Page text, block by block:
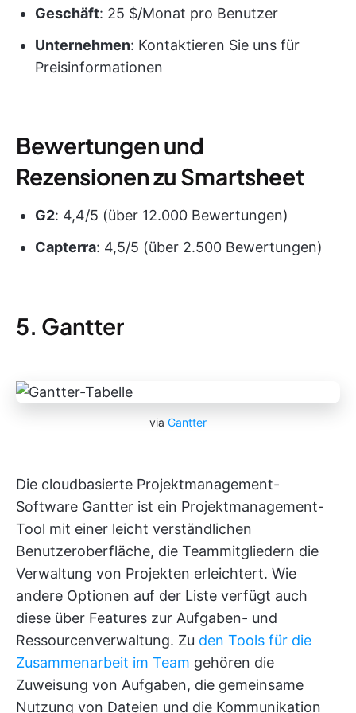
Geschäft: 25 $/Monat pro Benutzer
Unternehmen: Kontaktieren Sie uns für
Preisinformationen
Bewertungen und
Rezensionen zu Smartsheet
G2: 4,4/5 (über 12.000 Bewertungen)
Capterra: 4,5/5 (über 2.500 Bewertungen)
5. Gantter
via Gantter
Die cloudbasierte Projektmanagement-
Software Gantter ist ein Projektmanagement-
Tool mit einer leicht verständlichen
Benutzeroberfläche, die Teammitgliedern die
Verwaltung von Projekten erleichtert. Wie
andere Optionen auf der Liste verfügt auch
diese über Features zur Aufgaben- und
Ressourcenverwaltung. Zu den Tools für die
Zusammenarbeit im Team gehören die
Zuweisung von Aufgaben, die gemeinsame
Nutzung von Dateien und die Kommunikation